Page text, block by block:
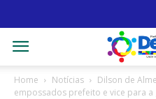
Home Notícias
Dilson de
empossados prefeito e vice para a